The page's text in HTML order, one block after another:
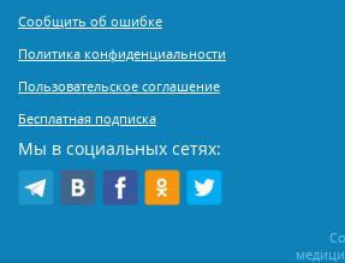
Сообщить об ошибке
Политика конфиденциальности
Пользовательское соглашение
Бесплатная подписка
Мы в социальных сетях: